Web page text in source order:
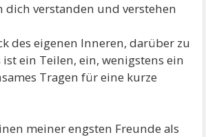
verstanden und verstehen
des eigenen Inneren, darüber zu
ein Teilen, ein, wenigstens ein
Tragen für eine kurze
meiner engsten Freunde als